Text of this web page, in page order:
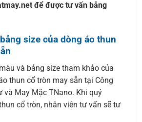
để được tư vấn bảng
size của dòng áo thun
và bảng size tham khảo của
thun cổ tròn may sẵn tại Công
và May Mặc TNano. Khi quý
cổ tròn, nhân viên tư vấn sẽ tư